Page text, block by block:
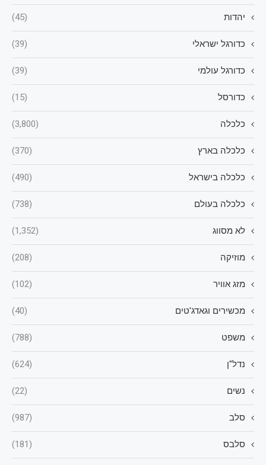
יהדות (45)
כדורגל ישראלי (39)
כדורגל עולמי (39)
כדורסל (15)
כלכלה (3,800)
כלכלה בארץ (370)
כלכלה בישראל (490)
כלכלה בעולם (738)
לא מסווג (1,352)
מוזיקה (208)
מזג אוויר (102)
מכשירים וגאדג'טים (40)
משפט (788)
נדל"ן (624)
נשים (22)
סלב (987)
סלבס (181)